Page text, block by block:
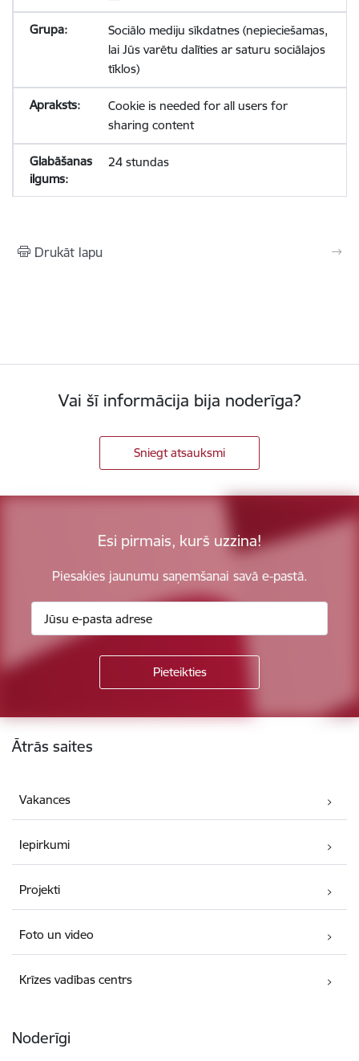
Sociālo mediju sīkdatnes (nepieciešamas,
lai Jūs varētu dalīties ar saturu sociālajos
tīklos)
Cookie is needed for all users for
sharing content
24 stundas
Drukāt lapu
Vai šī informācija bija noderīga?
Sniegt atsauksmi
Esi pirmais, kurš uzzina!
Piesakies jaunumu saņemšanai savā e-pastā.
Kājene
Ātrās saites
Vakances
Iepirkumi
Projekti
Foto un video
Krīzes vadības centrs
Noderīgi